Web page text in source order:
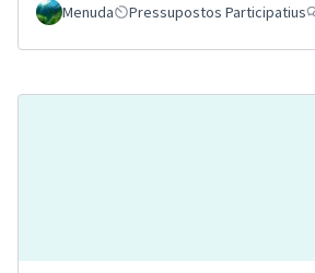
Menuda Pressupostos Participatius